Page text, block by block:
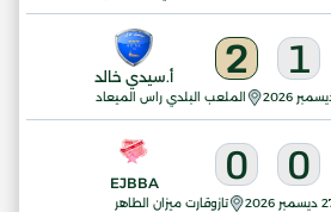
الملعب البلدي راس الميعاد
1
2 أ.سيدي خالد
تازوقارت ميزان الطاهر
0
0
EJBBA